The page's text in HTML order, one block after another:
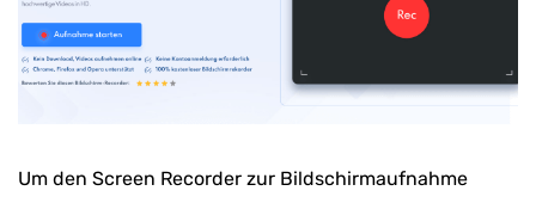
Um den Screen Recorder zur Bildschirmaufnahme